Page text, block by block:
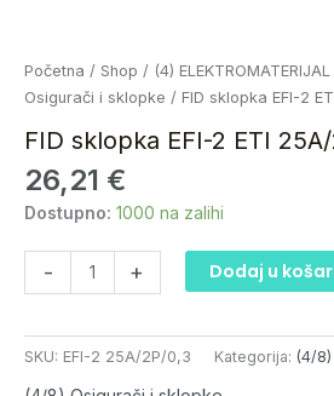
Početna / Shop / (4) ELEKTROMATERIJAL
Osigurači i sklopke / FID sklopka EFI-2
FID sklopka EFI-2 ETI
26,21 €
Dostupno: 1000 na zalihi
-
FID
sklopka
2
ETI
25A/2P/0,3
količina
+ Dodaj u
SKU: EFI-2 25A/2P/0,3 Kategorija: (4/